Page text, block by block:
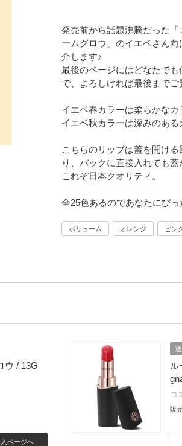
発売前から話題沸騰だった
ームグロウ」のイエベさん
介します♪
最後のページにはどなたで
で、よろしければ最後までご
イエベ春カラーは柔らかなカ
イエベ秋カラーは深みのある
こちらのリップは蓋を開け
り、バックに直接入れても
これぞ日本クオリティ。
全25色あるのであなたにぴ
ボリューム オレンジ ピン
ウ / 13G
ページへ
ル
コ
販